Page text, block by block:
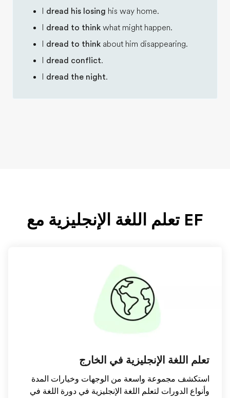
dread his losing his way home.
dread to think what might happen.
dread to think about him disappearing.
dread conflict.
dread the night.
EF تعلم اللغة الإنجليزية مع
تعلم اللغة الإنجليزية في الخارج
استكشف مجموعة واسعة من الوجهات وخيارات المدة
وأنواع الدورات لتعلم اللغة الإنجليزية في دورة اللغة في